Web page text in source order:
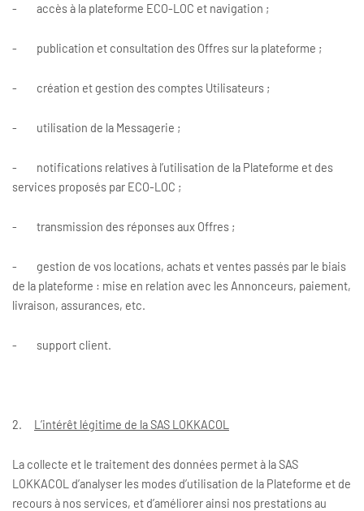
- accès à la plateforme ECO-LOC et navigation ;
- publication et consultation des Offres sur la plateforme ;
- création et gestion des comptes Utilisateurs ;
- utilisation de la Messagerie ;
- notifications relatives à l’utilisation de la Plateforme et des
services proposés par ECO-LOC ;
- transmission des réponses aux Offres ;
- gestion de vos locations, achats et ventes passés par le biais
de la plateforme : mise en relation avec les Annonceurs, paiement,
livraison, assurances, etc.
- support client.
2. L’intérêt légitime de la SAS LOKKACOL
La collecte et le traitement des données permet à la SAS
LOKKACOL d’analyser les modes d’utilisation de la Plateforme et de
recours à nos services, et d’améliorer ainsi nos prestations au